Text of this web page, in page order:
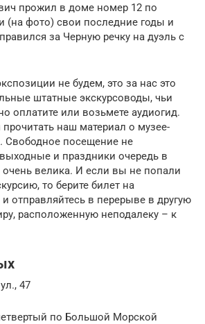
прожил в доме номер 12 по
(на фото) свои последние годы и
за Черную речку на дуэль с
не будем, это за нас это
штатные экскурсоводы, чьи
оплатите или возьмете аудиогид.
наш материал о музее-
Свободное посещение не
и праздники очередь в
велика. И если вы не попали
то берите билет на
отправляйтесь в перерыве в другую
расположенную неподалеку – к
47
по Большой Морской